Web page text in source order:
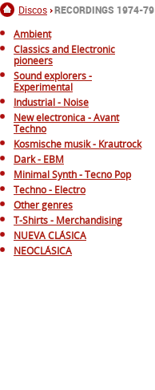
Inicio
Discos RECORDINGS 1974-79
Ambient
Classics and Electronic
pioneers
Sound explorers -
Experimental
Industrial - Noise
New electronica - Avant
Techno
Kosmische musik - Krautrock
Dark - EBM
Minimal Synth - Tecno Pop
Techno - Electro
Other genres
T-Shirts - Merchandising
NUEVA CLÁSICA
NEOCLÁSICA